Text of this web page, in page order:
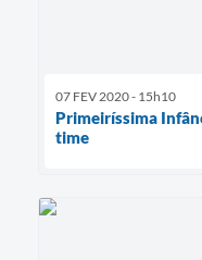
07 FEV 2020 - 15h10
Primeiríssima
time